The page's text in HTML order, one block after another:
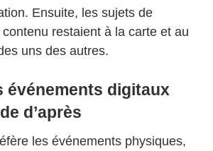
Ensuite, les sujets de
restaient à la carte et au
uns des autres.
événements digitaux
d’après
les événements physiques,